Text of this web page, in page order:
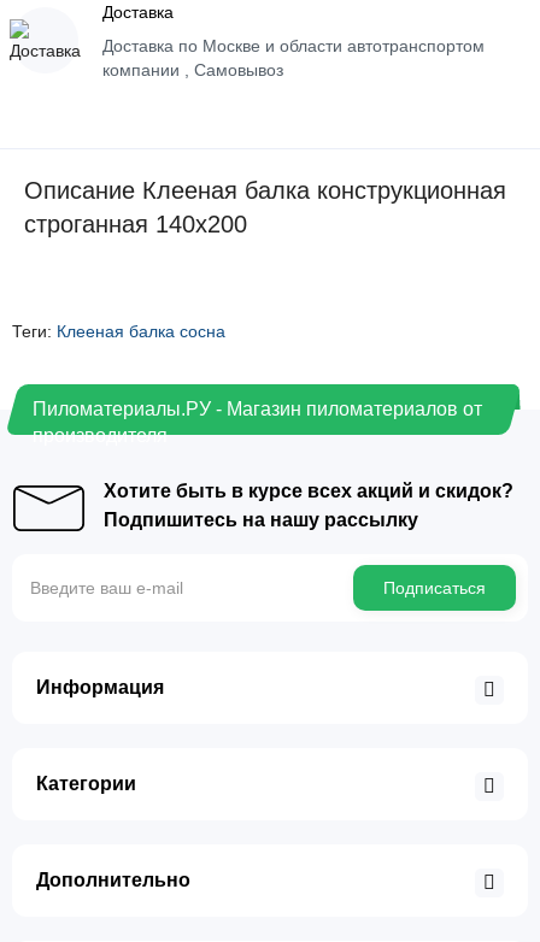
Доставка
Доставка по Москве и области автотранспортом
компании , Самовывоз
Описание Клееная балка конструкционная
строганная 140х200
Теги: Клееная балка сосна
Пиломатериалы.РУ - Магазин пиломатериалов от
производителя
Хотите быть в курсе всех акций и скидок?
Подпишитесь на нашу рассылку
Подписаться
Информация
Категории
Дополнительно